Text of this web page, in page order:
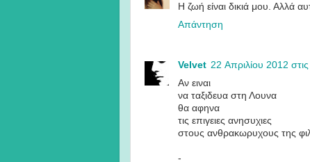
Η ζωή είναι δικιά μου. Αλλά
Απάντηση
Velvet 22 Απριλίου 2012
Αν ειναι
να ταξιδευα στη Λουνα
θα αφηνα
τις επιγειες ανησυχιες
στους ανθρακωρυχους της
-